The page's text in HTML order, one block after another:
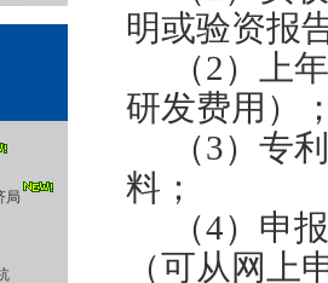
局
明或验资报
（2）上
研发费用）
（3）专
料；
（4）申
（可从网上